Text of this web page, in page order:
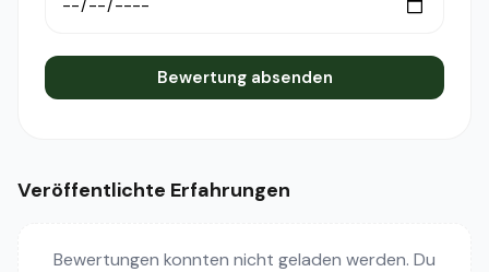
Bewertung absenden
Veröffentlichte Erfahrungen
Bewertungen konnten nicht geladen werden. Du